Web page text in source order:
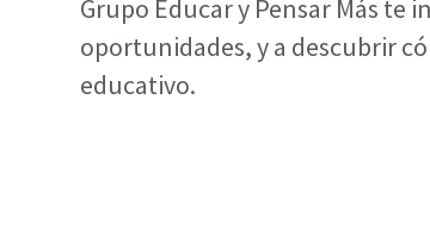
Grupo Educar y Pensar Más te
oportunidades, y a descubrir
educativo.